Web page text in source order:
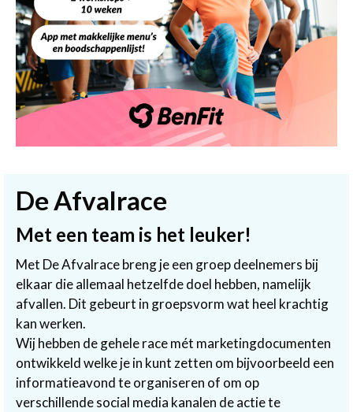
De Afvalrace
Met een team is het leuker!
Met De Afvalrace breng je een groep deelnemers bij
elkaar die allemaal hetzelfde doel hebben, namelijk
afvallen. Dit gebeurt in groepsvorm wat heel krachtig
kan werken.
Wij hebben de gehele race mét marketingdocumenten
ontwikkeld welke je in kunt zetten om bijvoorbeeld een
informatieavond te organiseren of om op
verschillende social media kanalen de actie te